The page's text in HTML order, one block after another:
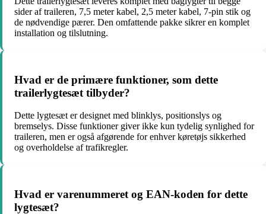
sider af traileren, 7,5 meter kabel, 2,5 meter kabel, 7-pin stik og
de nødvendige pærer. Den omfattende pakke sikrer en komplet
installation og tilslutning.
Hvad er de primære funktioner, som dette
trailerlygtesæt tilbyder?
Dette lygtesæt er designet med blinklys, positionslys og
bremselys. Disse funktioner giver ikke kun tydelig synlighed for
traileren, men er også afgørende for enhver køretøjs sikkerhed
og overholdelse af trafikregler.
Hvad er varenummeret og EAN-koden for dette
lygtesæt?